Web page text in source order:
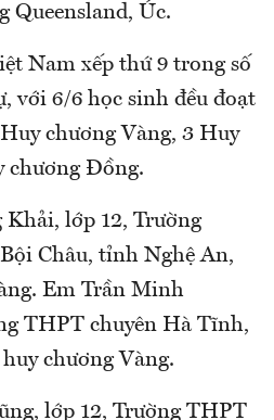
Queensland, Úc.
Nam xếp thứ 9 trong số
với 6/6 học sinh đều đoạt
chương Vàng, 3 Huy
chương Đồng.
Khải, lớp 12, Trường
Châu, tỉnh Nghệ An,
Em Trần Minh
THPT chuyên Hà Tĩnh,
chương Vàng.
lớp 12, Trường THPT